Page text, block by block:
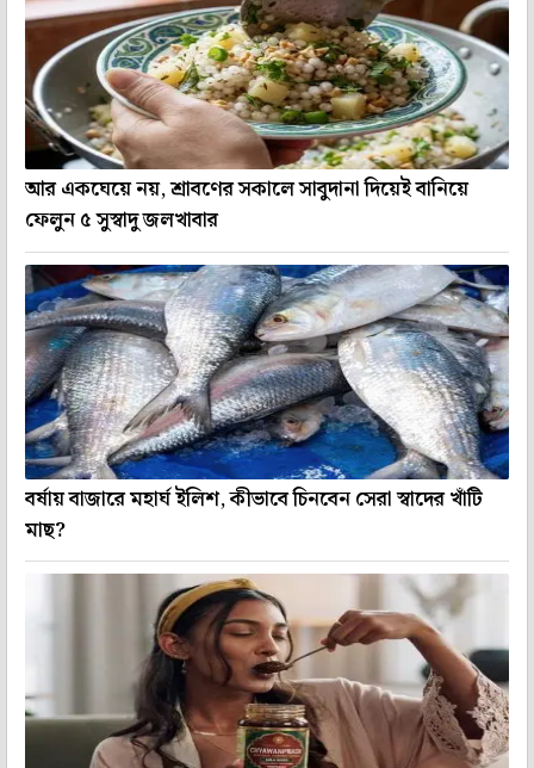
আর একঘেয়ে নয়, শ্রাবণের সকালে সাবুদানা দিয়েই বানিয়ে
ফেলুন ৫ সুস্বাদু জলখাবার
বর্ষায় বাজারে মহার্ঘ ইলিশ, কীভাবে চিনবেন সেরা স্বাদের খাঁটি
মাছ?